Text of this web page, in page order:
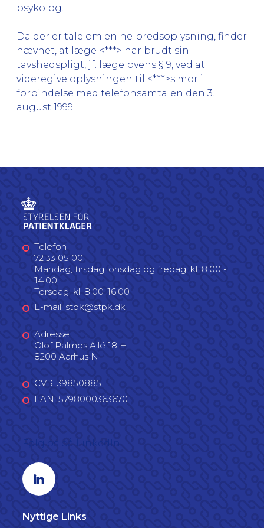
psykolog.
Da der er tale om en helbredsoplysning, finder
nævnet, at læge <***> har brudt sin
tavshedspligt, jf. lægelovens § 9, ved at
videregive oplysningen til <***>s mor i
forbindelse med telefonsamtalen den 3.
august 1999.
Telefon
72 33 05 00
Mandag, tirsdag, onsdag og fredag: kl. 8.00 -
14.00
Torsdag: kl. 8.00-16.00
E-mail: stpk@stpk.dk
Adresse
Olof Palmes Allé 18 H
8200 Aarhus N
CVR: 39850885
EAN: 5798000363670
Linkedin profil
Nyttige Links